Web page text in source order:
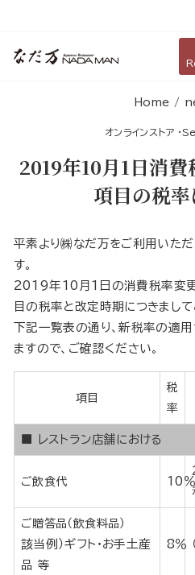
content
Home /
オンラインストア ·
2019年10月1日消
項目の税
平素より㈱なだ万をご利用いた
す。
2019年10月1日の消費税率変更
目の税率と改定時期につきまして
下記一覧表の通り、新税率の適
ますので、ご確認ください。
項目
税
率
■ レストラン店舗における
ご飲食代 10％
ご贈答品（飲食料品）
該当例）ギフト・お手土産
品 等
8％